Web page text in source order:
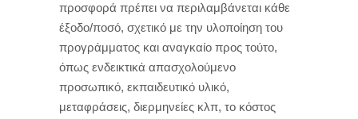
προσφορά πρέπει να περιλαμβάνεται κάθε
έξοδο/ποσό, σχετικό με την υλοποίηση του
προγράμματος και αναγκαίο προς τούτο,
όπως ενδεικτικά απασχολούμενο
προσωπικό, εκπαιδευτικό υλικό,
μεταφράσεις, διερμηνείες κλπ, το κόστος